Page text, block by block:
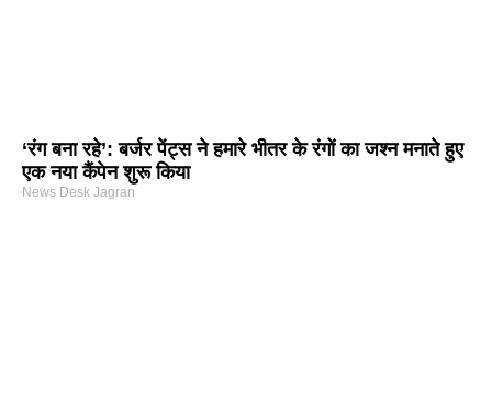
‘रंग बना रहे’: बर्जर पेंट्स ने हमारे भीतर के रंगों का जश्न मनाते हुए
एक नया कैंपेन शुरू किया
News Desk Jagran